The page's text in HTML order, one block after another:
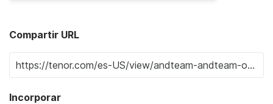
Compartir URL
Incorporar